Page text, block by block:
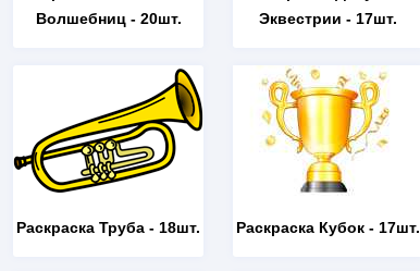
Волшебниц- 20шт.
Раскраска Труба - 18шт.
Эквестрии - 17шт.
Раскраска Кубок- 17шт.